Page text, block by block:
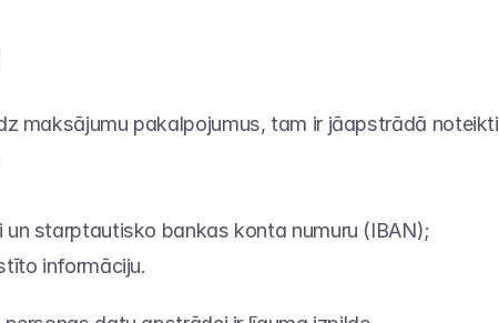
maksājumu pakalpojumus, tam ir jāapstrādā noteikti
starptautisko bankas konta numuru (IBAN);
informāciju.